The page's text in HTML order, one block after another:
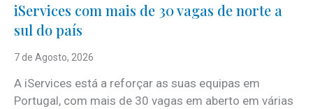
iServices com mais de 30 vagas de norte a
sul do país
7 de Agosto, 2026
A iServices está a reforçar as suas equipas em
Portugal, com mais de 30 vagas em aberto em várias